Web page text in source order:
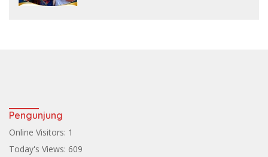
Pengunjung
Online Visitors: 1
Today's Views: 609